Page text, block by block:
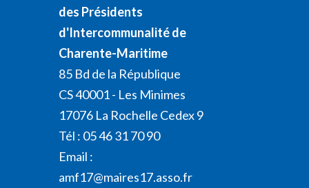
des Présidents
d'Intercommunalité de
Charente-Maritime
85 Bd de la République
CS 40001 - Les Minimes
17076 La Rochelle Cedex 9
Tél : 05 46 31 70 90
Email :
amf17@maires17.asso.fr